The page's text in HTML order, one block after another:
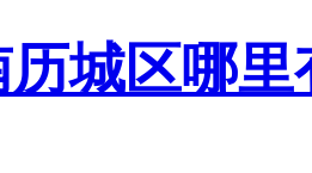
历城区哪